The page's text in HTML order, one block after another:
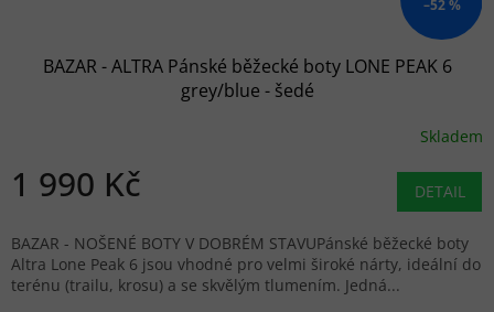
–52 %
BAZAR - ALTRA Pánské běžecké boty LONE PEAK 6
grey/blue - šedé
Skladem
1 990 Kč DETAIL
BAZAR - NOŠENÉ BOTY V DOBRÉM STAVUPánské běžecké boty
Altra Lone Peak 6 jsou vhodné pro velmi široké nárty, ideální do
terénu (trailu, krosu) a se skvělým tlumením. Jedná...